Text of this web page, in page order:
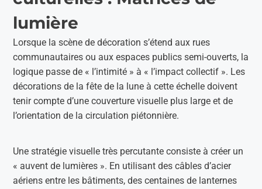
lumière
Lorsque la scène de décoration s’étend aux rues
communautaires ou aux espaces publics semi-ouverts, la
logique passe de « l’intimité » à « l’impact collectif ». Les
décorations de la fête de la lune à cette échelle doivent
tenir compte d’une couverture visuelle plus large et de
l’orientation de la circulation piétonnière.
Une stratégie visuelle très percutante consiste à créer un
« auvent de lumières ». En utilisant des câbles d’acier
aériens entre les bâtiments, des centaines de lanternes